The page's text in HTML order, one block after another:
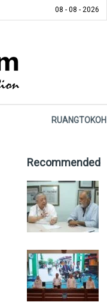
08 - 08 - 2026
RUANGTOKOH
Recommended